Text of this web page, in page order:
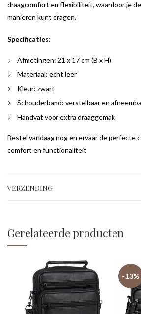
draagcomfort en flexibiliteit, waardoor je
manieren kunt dragen.
Specificaties:
Afmetingen: 21 x 17 cm (B x H)
Materiaal: echt leer
Kleur: zwart
Schouderband: verstelbaar en
Handvat voor extra draaggemak
Bestel vandaag nog en ervaar de perfecte
comfort en functionaliteit
VERZENDING
Gerelateerde producten
-13%